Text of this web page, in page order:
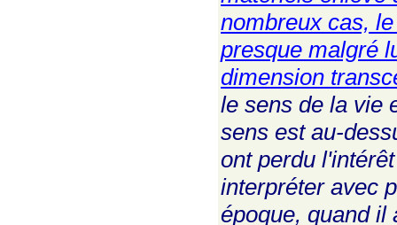
nombreux cas,
presque malgré
dimension
le sens de la vie
sens est au-
ont perdu
interpréter avec
époque, quand il